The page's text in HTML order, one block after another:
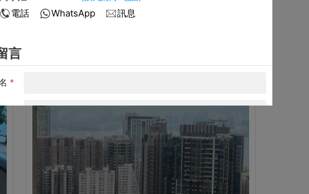
建築 2003呎@$6,980